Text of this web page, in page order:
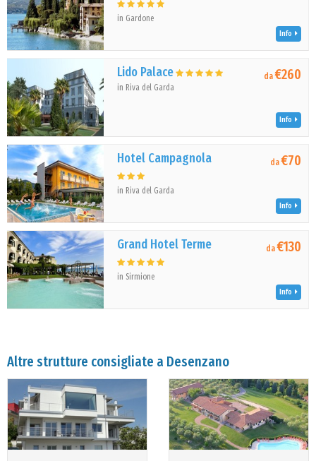
in Gardone
Info
Lido Palace
in Riva del Garda
da€260
Info
Hotel Campagnola
in Riva del Garda
da€70
Info
Grand Hotel Terme
in Sirmione
da€130
Info
Altre strutture consigliate a Desenzano